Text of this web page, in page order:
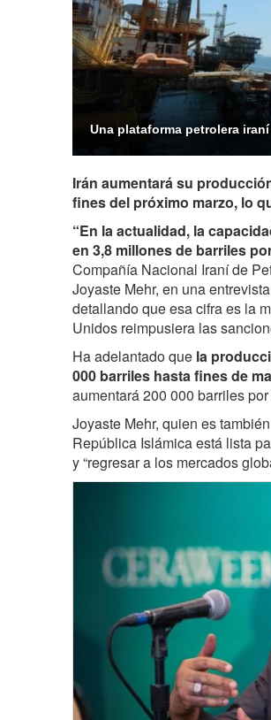
Una plataforma petrolera
Irán aumentará su
fines del próximo marzo, lo
“En la actualidad, la
en 3,8 millones de barriles
Compañía Nacional Iraní de
Joyaste Mehr, en una
detallando que esa cifra es la
Unidos reimpusiera las
Ha adelantado que la
000 barriles hasta fines de
aumentará 200 000 barriles
Joyaste Mehr, quien es
República Islámica está lista
y “regresar a los mercados